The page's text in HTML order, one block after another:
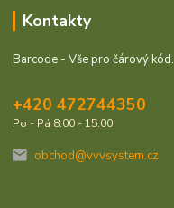
Kontakty
Barcode - Vše pro čárový kód.
+420 472744350
Po - Pá 8:00 - 15:00
obchod@vvvsystem.cz